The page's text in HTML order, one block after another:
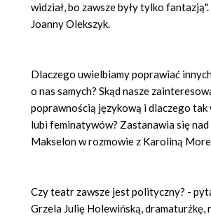
widział, bo zawsze były tylko
Joanny Olekszyk.
Dlaczego uwielbiamy poprawiać
o nas samych? Skąd nasze
poprawnością językową i dlaczego tak
lubi feminatywów? Zastanawia się
Makselon w rozmowie z Karoliną
Czy teatr zawsze jest polityczny? -
Grzela Julię Holewińską, dramaturżkę,